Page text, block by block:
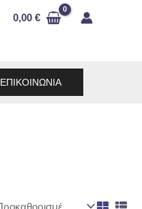
0,00 €
ΕΠΙΚΟΙΝΩΝΙΑ